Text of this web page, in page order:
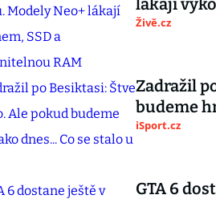
lákají
Živě.cz
Zadražil
budeme
iSport.cz
GTA 6